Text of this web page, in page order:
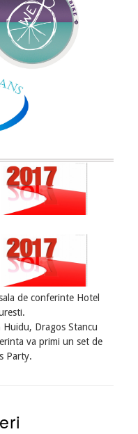
de conferinte Hotel
Huidu, Dragos Stancu
va primi un set de
Party.